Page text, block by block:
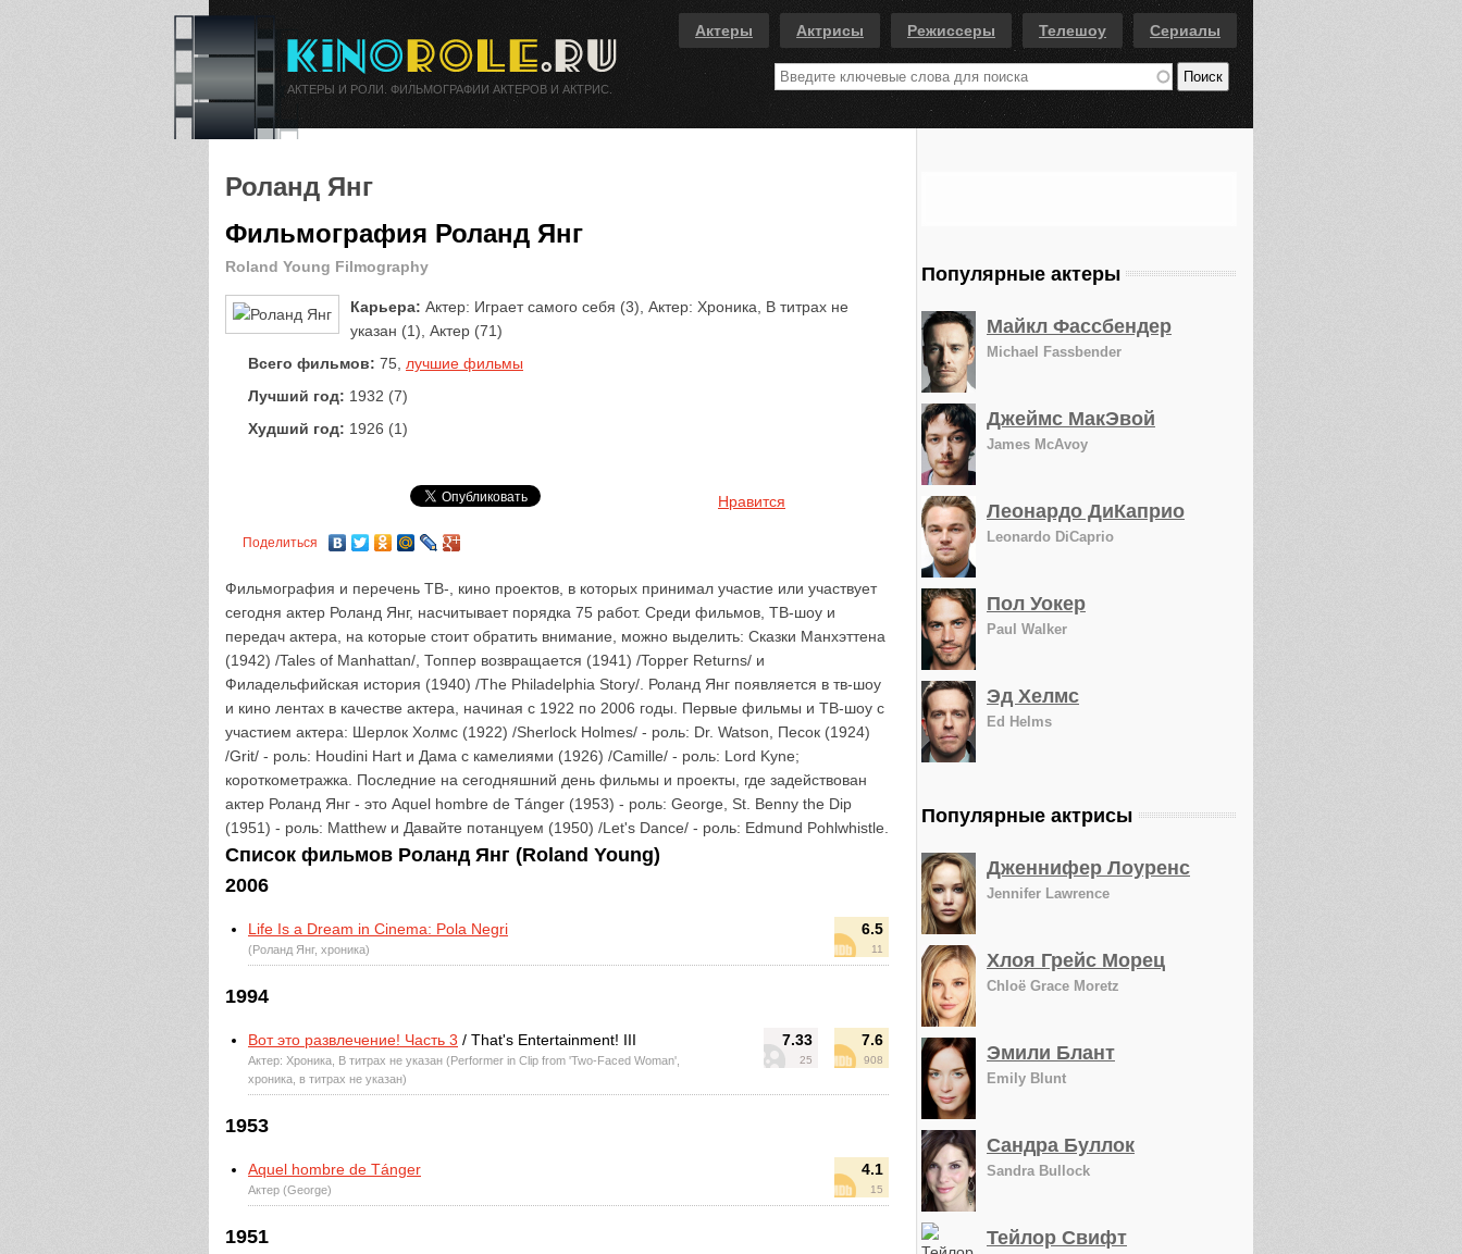
Актеры Актрисы Режиссеры Телешоу Сериалы
Роланд Янг
Фильмография Роланд Янг
Roland Young Filmography
Карьера: Актер: Играет самого себя (3), Актер: Хроника, В титрах не
указан (1), Актер (71)
Всего фильмов: 75, лучшие фильмы
Лучший год: 1932 (7)
Худший год: 1926 (1)
Нравится
Поделиться
Фильмография и перечень ТВ-, кино проектов, в которых принимал участие или участвует
сегодня актер Роланд Янг, насчитывает порядка 75 работ. Среди фильмов, ТВ-шоу и
передач актера, на которые стоит обратить внимание, можно выделить: Сказки Манхэттена
(1942) /Tales of Manhattan/, Топпер возвращается (1941) /Topper Returns/ и
Филадельфийская история (1940) /The Philadelphia Story/. Роланд Янг появляется в тв-шоу
и кино лентах в качестве актера, начиная с 1922 по 2006 годы. Первые фильмы и ТВ-шоу с
участием актера: Шерлок Холмс (1922) /Sherlock Holmes/ - роль: Dr. Watson, Песок (1924)
/Grit/ - роль: Houdini Hart и Дама с камелиями (1926) /Camille/ - роль: Lord Kyne;
короткометражка. Последние на сегодняшний день фильмы и проекты, где задействован
актер Роланд Янг - это Aquel hombre de Tánger (1953) - роль: George, St. Benny the Dip
(1951) - роль: Matthew и Давайте потанцуем (1950) /Let's Dance/ - роль: Edmund Pohlwhistle.
Список фильмов Роланд Янг (Roland Young)
2006
6.5
11
Life Is a Dream in Cinema: Pola Negri
(Роланд Янг, хроника)
1994
7.33
25
7.6
908
Вот это развлечение! Часть 3 / That's Entertainment! III
Актер: Хроника, В титрах не указан (Performer in Clip from 'Two-Faced Woman',
хроника, в титрах не указан)
1953
4.1
15
Aquel hombre de Tánger
Актер (George)
1951
Популярные актеры
Майкл Фассбендер
Michael Fassbender
Джеймс МакЭвой
James McAvoy
Леонардо ДиКаприо
Leonardo DiCaprio
Пол Уокер
Paul Walker
Эд Хелмс
Ed Helms
Популярные актрисы
Дженнифер Лоуренс
Jennifer Lawrence
Хлоя Грейс Морец
Chloë Grace Moretz
Эмили Блант
Emily Blunt
Сандра Буллок
Sandra Bullock
Тейлор Свифт
АКТЕРЫ И РОЛИ. ФИЛЬМОГРАФИИ АКТЕРОВ И АКТРИС.